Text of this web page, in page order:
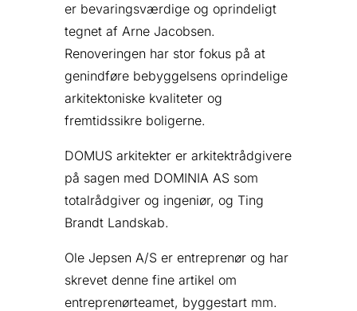
er bevaringsværdige og oprindeligt
tegnet af Arne Jacobsen.
Renoveringen har stor fokus på at
genindføre bebyggelsens oprindelige
arkitektoniske kvaliteter og
fremtidssikre boligerne.
DOMUS arkitekterer arkitektrådgivere
på sagen med DOMINIA AS som
totalrådgiver og ingeniør, og Ting
Brandt Landskab.
Ole Jepsen A/S er entreprenør og har
skrevet denne fine artikel om
entreprenørteamet, byggestart mm.